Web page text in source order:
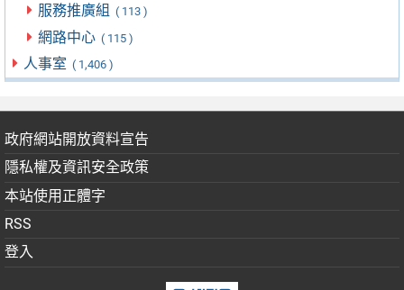
服務推廣組 ( 113 )
網路中心 ( 115 )
人事室 ( 1,406 )
政府網站開放資料宣告
隱私權及資訊安全政策
本站使用正體字
RSS
登入